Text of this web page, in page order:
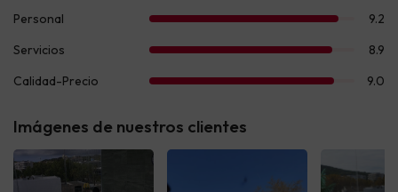
Imágenes de nuestros clientes